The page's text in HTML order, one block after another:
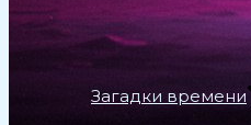
Загадки времени